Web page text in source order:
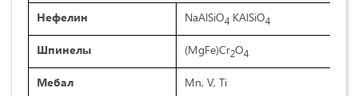
Нефелин
NaAlSiO4 KAlSiO4
Шпинелы (MgFe)Cr2O4
Мебал
Mn, V, Ti